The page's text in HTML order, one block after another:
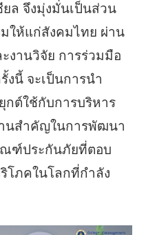
ล จึงมุ่งมั่นเป็นส่วน
ให้แก่สังคมไทย ผ่าน
งานวิจัย การร่วมมือ
นี้ จะเป็นการนำ
กต์ใช้กับการบริหาร
านสำคัญในการพัฒนา
ฑ์ประกันภัยที่ตอบ
โภคในโลกที่กำลัง